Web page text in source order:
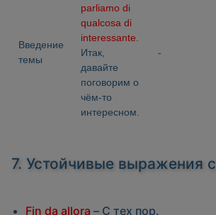
Введение
темы
parliamo di
qualcosa di
interessante.
Итак,
давайте
поговорим о
чём-то
интересном.
-
7. Устойчивые выражения с
Fin da allora – С тех пор.